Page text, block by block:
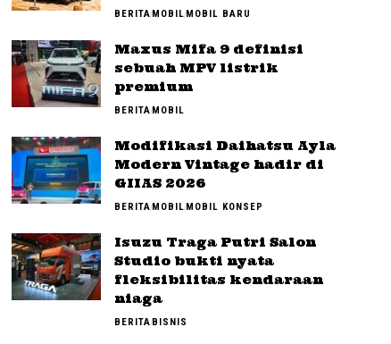
BERITAMOBILMOBIL BARU
Maxus Mifa 9 definisi
sebuah MPV listrik
premium
BERITAMOBIL
Modifikasi Daihatsu Ayla
Modern Vintage hadir di
GIIAS 2026
BERITAMOBILMOBIL KONSEP
Isuzu Traga Putri Salon
Studio bukti nyata
fleksibilitas kendaraan
niaga
BERITABISNIS